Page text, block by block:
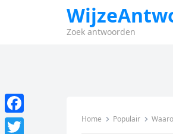
Zoek antwoorden
Home Populair
F